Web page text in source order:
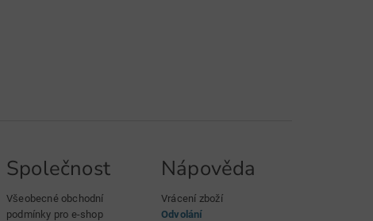
Společnost
Všeobecné obchodní
podmínky pro e-shop
Nápověda
Vrácení zboží
Odvolání